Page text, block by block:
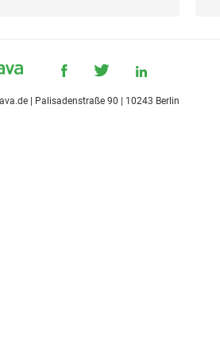
| Palisadenstraße 90 | 10243 Berlin